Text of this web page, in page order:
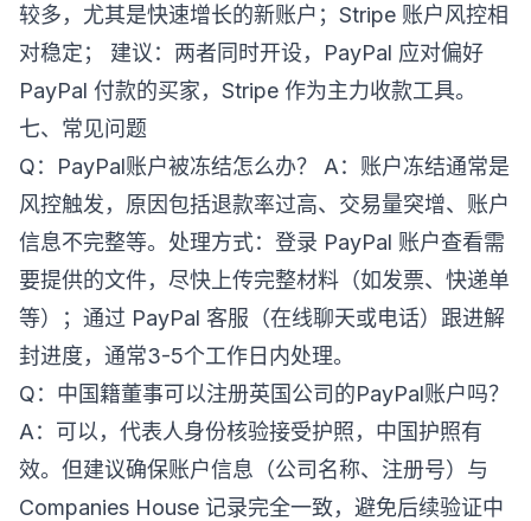
较多，尤其是快速增长的新账户；Stripe 账户风控相
对稳定； 建议：两者同时开设，PayPal 应对偏好
PayPal 付款的买家，Stripe 作为主力收款工具。
七、常见问题
Q：PayPal账户被冻结怎么办？ A：账户冻结通常是
风控触发，原因包括退款率过高、交易量突增、账户
信息不完整等。处理方式：登录 PayPal 账户查看需
要提供的文件，尽快上传完整材料（如发票、快递单
等）；通过 PayPal 客服（在线聊天或电话）跟进解
封进度，通常3-5个工作日内处理。
Q：中国籍董事可以注册英国公司的PayPal账户吗？
A：可以，代表人身份核验接受护照，中国护照有
效。但建议确保账户信息（公司名称、注册号）与
Companies House 记录完全一致，避免后续验证中